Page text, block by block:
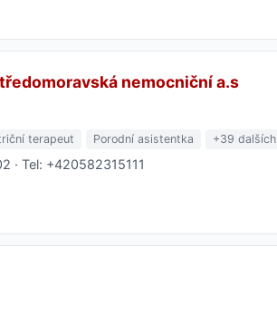
nemocniční a.s
terapeut Porodní asistentka +39 dalších
· Tel: +420582315111